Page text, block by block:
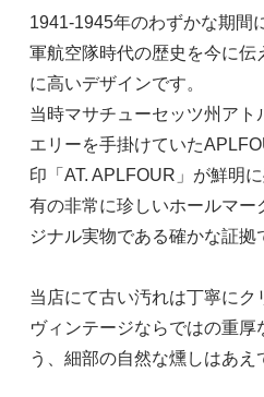
1941-1945年のわずかな期間
軍航空隊時代の歴史を今に伝
に高いデザインです。
当時マサチューセッツ州アト
エリーを手掛けていた
印「AT. APLFOUR」が鮮明
有の非常に珍しいホールマー
ジナル実物である確かな証拠
当店にて古い汚れは丁寧にク
ヴィンテージならではの重厚
う、細部の自然な燻しはあえ